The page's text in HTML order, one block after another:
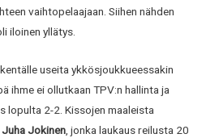
vaihtopelaajaan. Siihen nähden
iloinen yllätys.
useita ykkösjoukkueessakin
ihme ei ollutkaan TPV:n hallinta ja
lopulta 2-2. Kissojen maaleista
Jokinen, jonka laukaus reilusta 20